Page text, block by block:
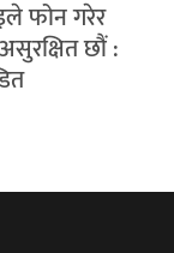
फोन गरेर
छौं :